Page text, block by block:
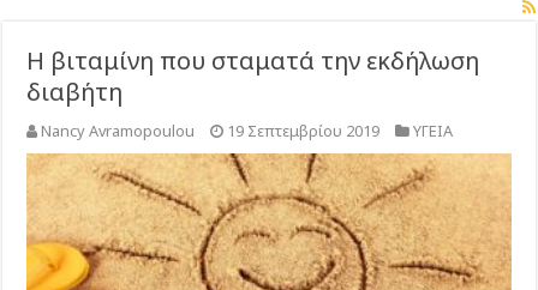
Η βιταμίνη που σταματά την εκδήλωση
διαβήτη
Nancy Avramopoulou 19 Σεπτεμβρίου 2019 ΥΓΕΙΑ